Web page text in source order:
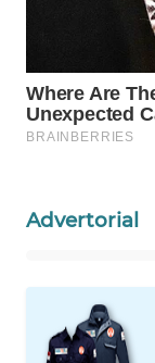
Advertorial
Wahana
Network
LISTRIK
KELISTRIKAN
WALINKI